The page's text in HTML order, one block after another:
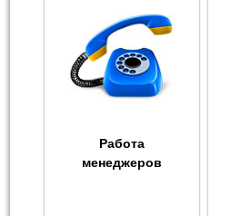
Работа
менеджеров